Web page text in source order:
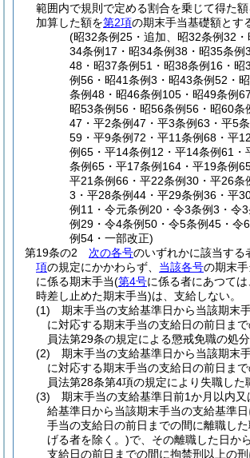
範囲内で規則で定める割合を乗じて得た
加算した額を第2項の期末手当基礎額とす
(昭32条例25・追加、昭32条例32
34条例17・昭34条例38・昭35条例
48・昭37条例51・昭38条例16・昭
例56・昭41条例3・昭43条例52・
条例48・昭46条例105・昭49条例
昭53条例56・昭56条例56・昭60条
47・平2条例47・平3条例63・平5
59・平9条例72・平11条例68・平
例65・平14条例12・平14条例61・
条例65・平17条例164・平19条例
平21条例66・平22条例30・平26条
3・平28条例44・平29条例36・平
例11・令元条例20・令3条例3・令
例29・令4条例50・令5条例45・令
例54・一部改正)
第19条の2
次の各号のいずれかに該当する
項の規定にかかわらず、 当該各号の期末
に係る期末手当(第4号に係る者にあつて
時差し止めた期末手当)は、支給しない。
(1)
期末手当の支給基準日から当該期末
に対応する期末手当の支給日の前日ま
員法第29条の規定による懲戒免職の処
(2)
期末手当の支給基準日から当該期末
に対応する期末手当の支給日の前日ま
員法第28条第4項の規定により失職した
(3)
期末手当の支給基準日前1か月以内又
給基準日から当該期末手当の支給基準
手当の支給日の前日までの間に離職した
げる者を除く。)で、その離職した日か
支給日の前日までの間に拘禁刑以上の